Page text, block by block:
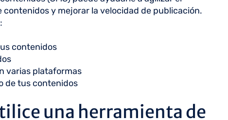
contenidos y mejorar la velocidad de publicación.
contenidos
varias plataformas
de tus contenidos
una herramienta de